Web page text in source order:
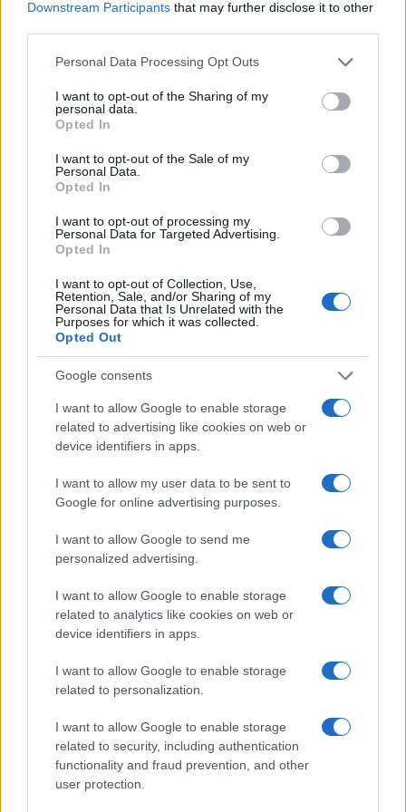
Downstream Participants that may further disclose it to other
Please note that this website/app uses one or more Google
not limited to your visit or usage behaviour. You may click to
grant or deny consent to Google and its third-party tags to
use your data for below specified purposes in below Google
consent section.
Personal Data Processing Opt Outs
I want to opt-out of the Sharing of my
personal data.
Opted In
I want to opt-out of the Sale of my
Personal Data.
Opted In
I want to opt-out of processing my
Personal Data for Targeted Advertising.
Opted In
I want to opt-out of Collection, Use,
Retention, Sale, and/or Sharing of my
Personal Data that Is Unrelated with the
Purposes for which it was collected.
Opted Out
Google consents
I want to allow Google to enable storage
related to advertising like cookies on web or
device identifiers in apps.
I want to allow my user data to be sent to
Google for online advertising purposes.
I want to allow Google to send me
personalized advertising.
I want to allow Google to enable storage
related to analytics like cookies on web or
device identifiers in apps.
I want to allow Google to enable storage
related to personalization.
I want to allow Google to enable storage
related to security, including authentication
functionality and fraud prevention, and other
user protection.
ΕΞΕΛΙΞΗ: H Τουρκία στέλνει όλους τους
εκτοξευτές της MLRS και τους
πυραύλους ATACMS στην Ουκρανία
Και η Lufthansa απορρίπτει τα πρώτα
Boeing 777-9 – Νέος πονοκέφαλος για
την αμερικανική εταιρεία
Drakon: το μεγαλύτερο υποβρύχιο που
ναυπηγήθηκε στη Γερμανία παραδίδεται
στο Ισραήλ
ΣΑΝ ΣΗΜΕΡΑ – 7 Αυγούστου 2008: Ο
σύγκρουση των 10 ημερών